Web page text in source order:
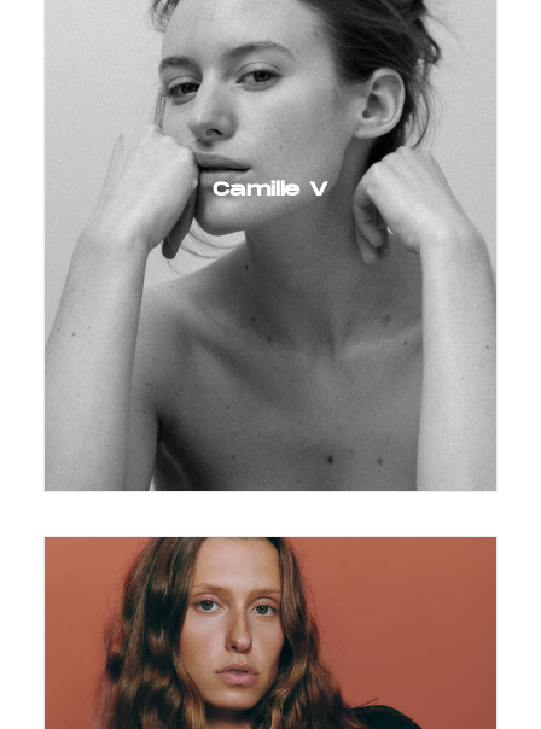
Camille V